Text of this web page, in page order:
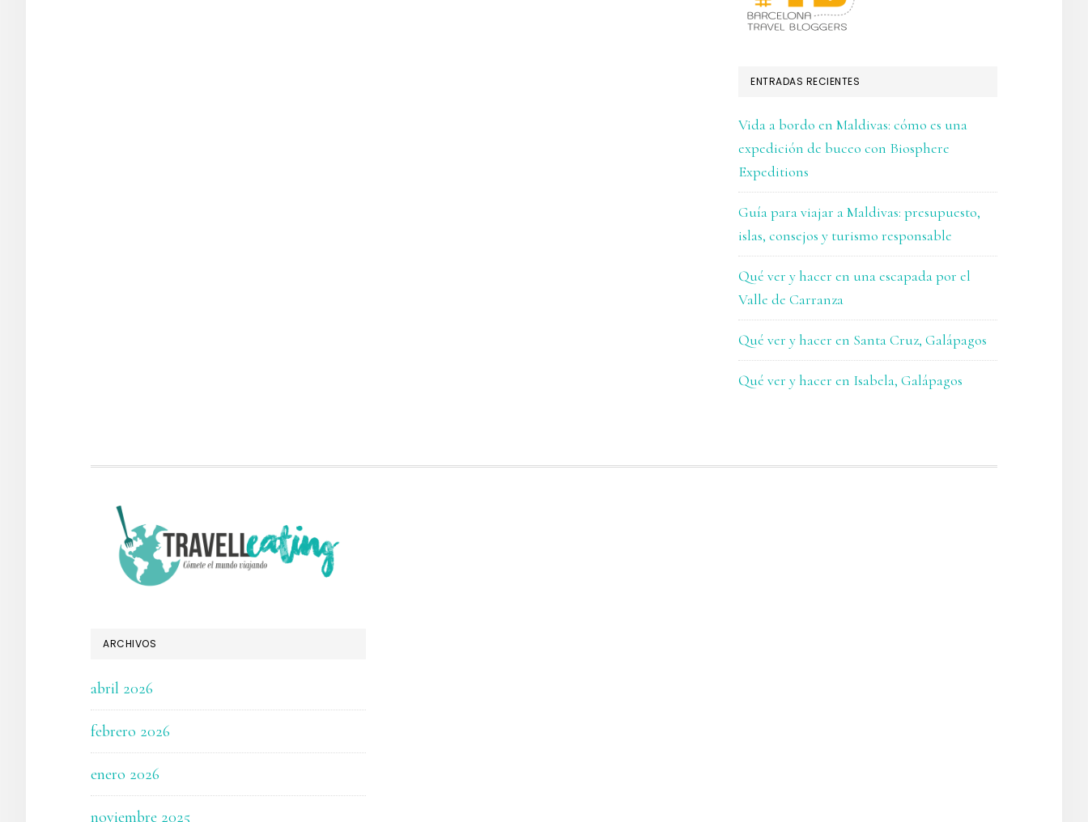
ENTRADAS RECIENTES
Vida a bordo en Maldivas: cómo es una
expedición de buceo con Biosphere
Expeditions
Guía para viajar a Maldivas: presupuesto,
islas, consejos y turismo responsable
Qué ver y hacer en una escapada por el
Valle de Carranza
Qué ver y hacer en Santa Cruz, Galápagos
Qué ver y hacer en Isabela, Galápagos
FOOTER
ARCHIVOS
abril 2026
febrero 2026
enero 2026
noviembre 2025